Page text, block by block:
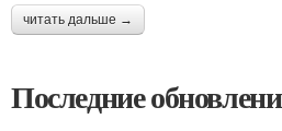
читать дальше →
Последние